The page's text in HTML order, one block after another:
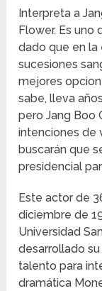
Interpreta a
Flower. Es
dado que en
sucesiones
mejores
sabe, lleva
pero Jang Boo
intenciones de
buscarán que
presidencial
Este actor de
diciembre de
Universidad
desarrollado
talento para
dramática